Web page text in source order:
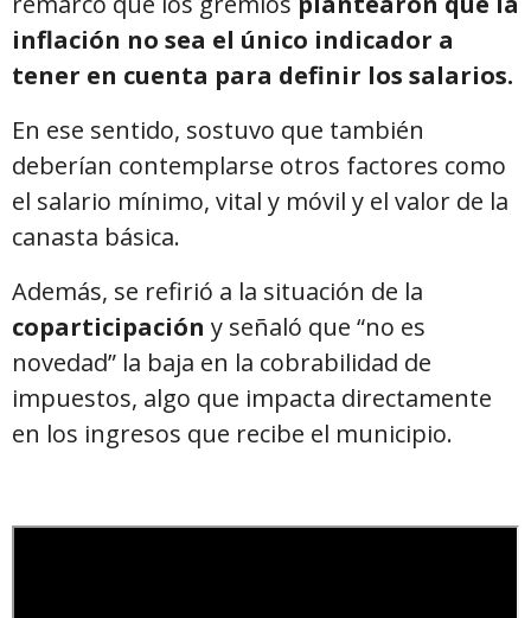
inflación no sea el único indicador a
tener en cuenta para definir los salarios.
En ese sentido, sostuvo que también
deberían contemplarse otros factores como
el salario mínimo, vital y móvil y el valor de la
canasta básica.
Además, se refirió a la situación de la
coparticipación y señaló que “no es
novedad” la baja en la cobrabilidad de
impuestos, algo que impacta directamente
en los ingresos que recibe el municipio.